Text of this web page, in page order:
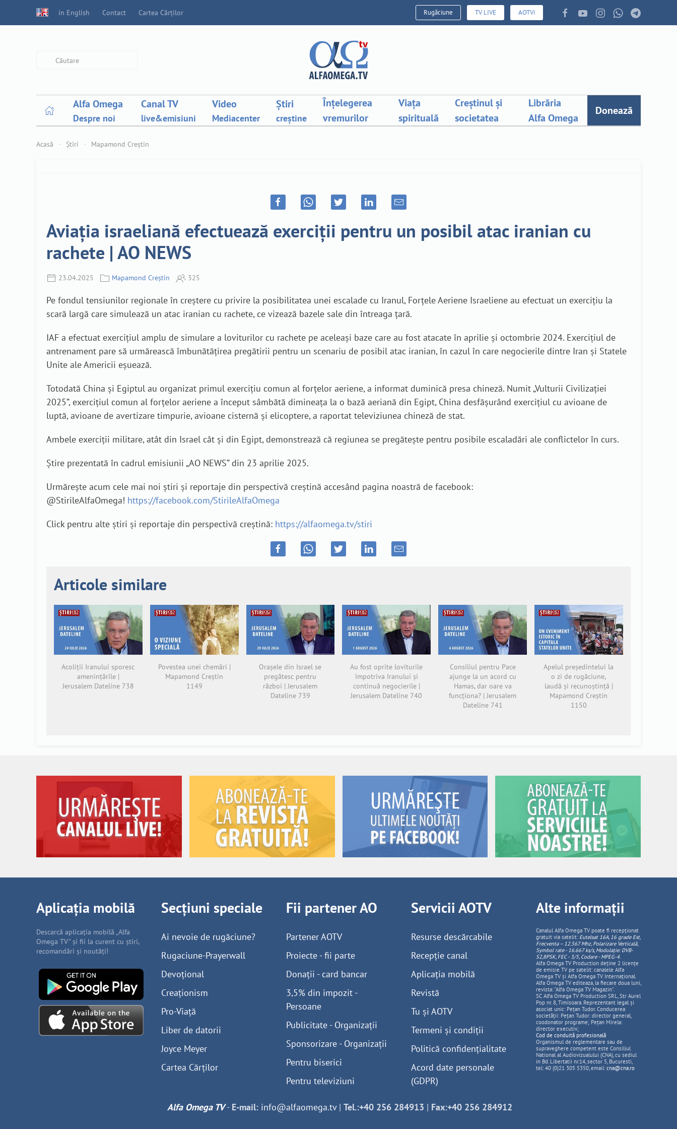
in English Contact Cartea Cărților Rugăciune TV LIVE AOTVi
Alfa Omega
Despre noi
Canal TV
live&emisiuni
Video
Mediacenter
Știri
creștine
Înțelegerea
vremurilor
Viața
spirituală
Creștinul și
societatea
Librăria
Alfa Omega
Donează
Acasă Știri Mapamond Creștin
Aviația israeliană efectuează exerciții pentru un posibil atac iranian cu
rachete | AO NEWS
23.04.2025 Mapamond Creștin 325
Pe fondul tensiunilor regionale în creștere cu privire la posibilitatea unei escalade cu Iranul, Forțele Aeriene Israeliene au efectuat un exercițiu la
scară largă care simulează un atac iranian cu rachete, ce vizează bazele sale din întreaga țară.
IAF a efectuat exercițiul amplu de simulare a loviturilor cu rachete pe aceleași baze care au fost atacate în aprilie și octombrie 2024. Exercițiul de
antrenament pare să urmărească îmbunătățirea pregătirii pentru un scenariu de posibil atac iranian, în cazul în care negocierile dintre Iran și Statele
Unite ale Americii eșuează.
Totodată China și Egiptul au organizat primul exercițiu comun al forțelor aeriene, a informat duminică presa chineză. Numit „Vulturii Civilizației
2025”, exercițiul comun al forțelor aeriene a început sâmbătă dimineața la o bază aeriană din Egipt, China desfășurând exercițiul cu avioane de
luptă, avioane de avertizare timpurie, avioane cisternă și elicoptere, a raportat televiziunea chineză de stat.
Ambele exerciții militare, atât din Israel cât și din Egipt, demonstrează că regiunea se pregătește pentru posibile escaladări ale conflictelor în curs.
Știre prezentată în cadrul emisiunii „AO NEWS” din 23 aprilie 2025.
Urmărește acum cele mai noi știri și reportaje din perspectivă creștină accesând pagina noastră de facebook:
@StirileAlfaOmega! https://facebook.com/StirileAlfaOmega
Click pentru alte știri și reportaje din perspectivă creștină: https://alfaomega.tv/stiri
Articole similare
Acoliții Iranului sporesc
amenințările |
Jerusalem Dateline 738
Povestea unei chemări |
Mapamond Creștin
1149
Orașele din Israel se
pregătesc pentru
război | Jerusalem
Dateline 739
Au fost oprite loviturile
împotriva Iranului și
continuă negocierile |
Jerusalem Dateline 740
Consiliul pentru Pace
ajunge la un acord cu
Hamas, dar oare va
funcționa? | Jerusalem
Dateline 741
Apelul președintelui la
o zi de rugăciune,
laudă și recunoștință |
Mapamond Creștin
1150
Aplicația mobilă
Descarcă aplicația mobilă „Alfa
Omega TV” și fii la curent cu știri,
recomandări și noutăți!
Secțiuni speciale
Ai nevoie de rugăciune?
Rugaciune-Prayerwall
Devoțional
Creaționism
Pro-Viață
Liber de datorii
Joyce Meyer
Cartea Cărților
Fii partener AO
Partener AOTV
Proiecte - fii parte
Donații - card bancar
3,5% din impozit -
Persoane
Publicitate - Organizații
Sponsorizare - Organizații
Pentru biserici
Pentru televiziuni
Servicii AOTV
Resurse descărcabile
Recepție canal
Aplicația mobilă
Revistă
Tu și AOTV
Termeni și condiții
Politică confidențialitate
Acord date personale
(GDPR)
Alte informații
Canalul Alfa Omega TV poate fi recepționat
gratuit via satelit: Eutelsat 16A, 16 grade Est,
Frecventa – 12.567 Mhz, PolarizareVerticală,
Symbol rate - 16.667 ks/s, Modulație: DVB-
S2,8PSK, FEC - 3/5, Codare - MPEG-4.
Alfa Omega TV Production deține 2 licențe
de emisie TV pe satelit: canalele Alfa
Omega TV și Alfa Omega TV Internațional.
Alfa Omega TV editeaza, la fiecare doua luni,
revista: "Alfa Omega TV Magazin".
SC Alfa Omega TV Production SRL, Str Aurel
Pop nr. 8, Timisoara. Reprezentant legal și
asociat unic: Pețan Tudor. Conducerea
societății: Pețan Tudor: director general,
coodonator programe; Pețan Mirela:
director executiv;
Cod de conduită profesională
Organismul de reglementare sau de
supraveghere competent este Consiliul
National al Audiovizualului (CNA), cu sediul
in Bd. Libertatii nr.14, sector 5, Bucuresti,
tel: 40 (0)21 305 5350, email: cna@cna.ro
Alfa Omega TV- E-mail: info@alfaomega.tv| Tel.:+40 256 284913 | Fax:+40 256 284912